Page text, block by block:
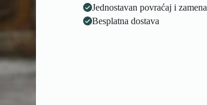
Jednostavan povraćaj i zamena
Besplatna dostava